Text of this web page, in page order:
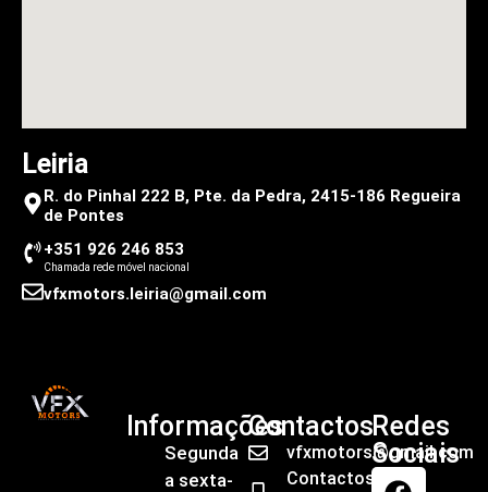
Leiria
R. do Pinhal 222 B, Pte. da Pedra, 2415-186 Regueira
de Pontes
+351 926 246 853
Chamada rede móvel nacional
vfxmotors.leiria@gmail.com
Informações
Segunda
a sexta-
Contactos
vfxmotors@gmail.com
Contactos
Redes
Sociais